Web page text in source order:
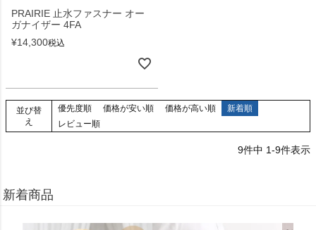
PRAIRIE 止水ファスナー オー
ガナイザー 4FA
¥14,300税込
並び替
え
優先度順 価格が安い順 価格が高い順
新着順
レビュー順
9件中 1-9件表示
新着商品